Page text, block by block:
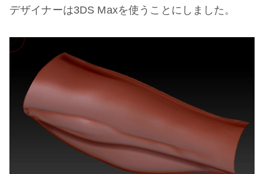
デザイナーは3DS Maxを使うことにしました。